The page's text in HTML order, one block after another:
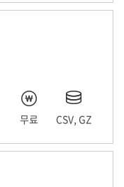
무료 CSV, GZ